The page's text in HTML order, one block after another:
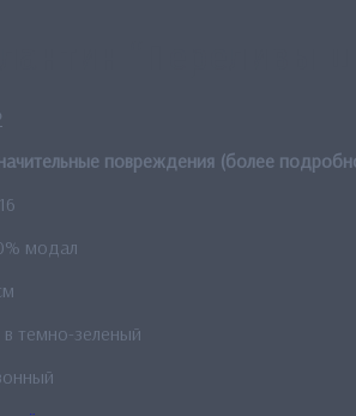
1,920.00 ₽.
повреждения (более
модал
темно-зеленый